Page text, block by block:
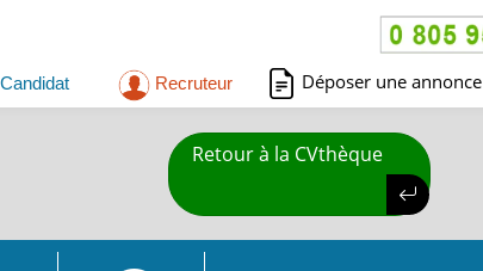
Candidat Recruteur Déposer une annonce
Retour à la CVthèque